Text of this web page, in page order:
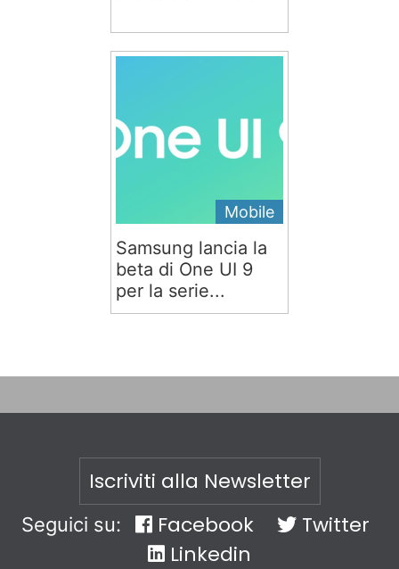
Mobile
Samsung lancia la
beta di One UI 9
per la serie...
Iscriviti alla Newsletter
Seguici su: Facebook
Twitter
Linkedin